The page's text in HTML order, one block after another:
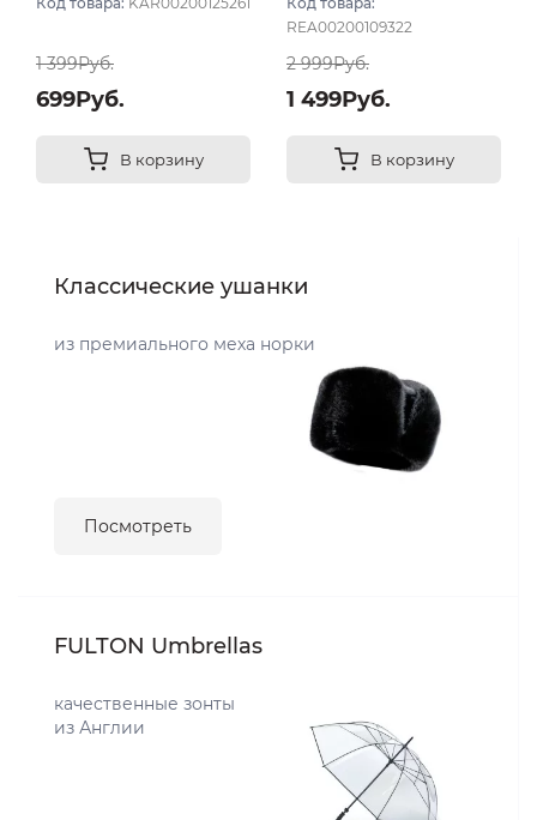
1 399Руб.
699Руб.
В корзину
REA00200109322
2 999Руб.
1 499Руб.
В корзину
Классические ушанки
из премиального меха норки
Посмотреть
FULTON Umbrellas
качественные зонты
из Англии